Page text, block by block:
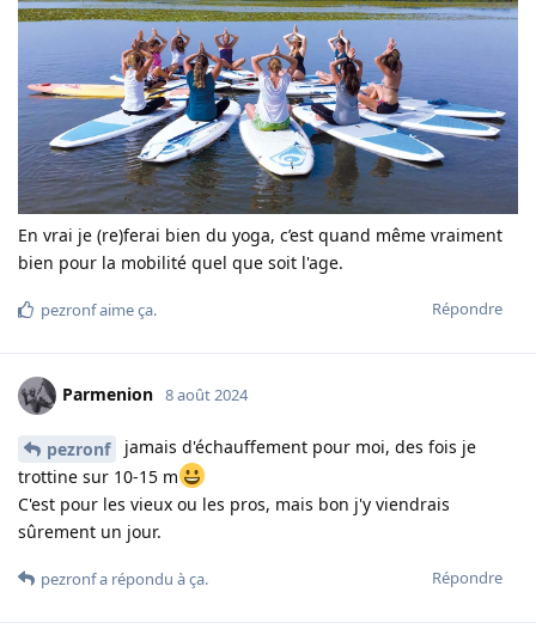
En vrai je (re)ferai bien du yoga, c’est quand même vraiment
bien pour la mobilité quel que soit l'age.
Répondre
pezronfaime ça.
Parmenion 8 août 2024
pezronf
jamais d'échauffement pour moi, des fois je
trottine sur 10-15 m
C'est pour les vieux ou les pros, mais bon j'y viendrais
sûrement un jour.
Répondre
pezronfa répondu à ça.